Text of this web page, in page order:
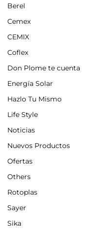
Berel
Cemex
CEMIX
Coflex
Don Plome te cuenta
Energía Solar
Hazlo Tu Mismo
Life Style
Noticias
Nuevos Productos
Ofertas
Others
Rotoplas
Sayer
Sika